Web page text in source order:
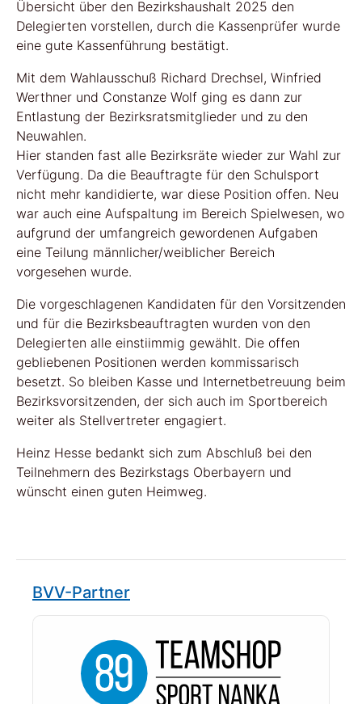
Übersicht über den Bezirkshaushalt 2025 den
Delegierten vorstellen, durch die Kassenprüfer wurde
eine gute Kassenführung bestätigt.
Mit dem Wahlausschuß Richard Drechsel, Winfried
Werthner und Constanze Wolf ging es dann zur
Entlastung der Bezirksratsmitglieder und zu den
Neuwahlen.
Hier standen fast alle Bezirksräte wieder zur Wahl zur
Verfügung. Da die Beauftragte für den Schulsport
nicht mehr kandidierte, war diese Position offen. Neu
war auch eine Aufspaltung im Bereich Spielwesen, wo
aufgrund der umfangreich gewordenen Aufgaben
eine Teilung männlicher/weiblicher Bereich
vorgesehen wurde.
Die vorgeschlagenen Kandidaten für den Vorsitzenden
und für die Bezirksbeauftragten wurden von den
Delegierten alle einstiimmig gewählt. Die offen
gebliebenen Positionen werden kommissarisch
besetzt. So bleiben Kasse und Internetbetreuung beim
Bezirksvorsitzenden, der sich auch im Sportbereich
weiter als Stellvertreter engagiert.
Heinz Hesse bedankt sich zum Abschluß bei den
Teilnehmern des Bezirkstags Oberbayern und
wünscht einen guten Heimweg.
BVV-Partner